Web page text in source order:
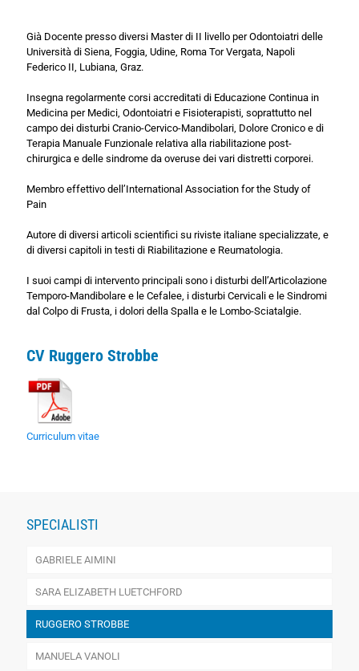
Già Docente presso diversi Master di II livello per Odontoiatri delle
Università di Siena, Foggia, Udine, Roma Tor Vergata, Napoli
Federico II, Lubiana, Graz.
Insegna regolarmente corsi accreditati di Educazione Continua in
Medicina per Medici, Odontoiatri e Fisioterapisti, soprattutto nel
campo dei disturbi Cranio-Cervico-Mandibolari, Dolore Cronico e di
Terapia Manuale Funzionale relativa alla riabilitazione post-
chirurgica e delle sindrome da overuse dei vari distretti corporei.
Membro effettivo dell’International Association for the Study of
Pain
Autore di diversi articoli scientifici su riviste italiane specializzate, e
di diversi capitoli in testi di Riabilitazione e Reumatologia.
I suoi campi di intervento principali sono i disturbi dell’Articolazione
Temporo-Mandibolare e le Cefalee, i disturbi Cervicali e le Sindromi
dal Colpo di Frusta, i dolori della Spalla e le Lombo-Sciatalgie.
CV Ruggero Strobbe
Curriculum vitae
SPECIALISTI
GABRIELE AIMINI
SARA ELIZABETH LUETCHFORD
RUGGERO STROBBE
MANUELA VANOLI